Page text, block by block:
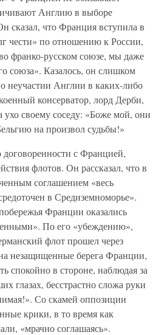
Англию в выборе
сказал, что Франция вступила в
чести» по отношению к России,
франко-русском союзе, мы даже
союза». Казалось, он слишком
неучастии Англии в каких-либо
консерватор, лорд Дерби,
ухо своему соседу: «Боже мой, они
на произвол судьбы!»
с Францией,
флотов. Он рассказал, что в
соглашением «весь
в Средиземноморье».
Франции оказались
По его «убеждению»,
флот прошел через
незащищенные берега Франции,
спокойно в стороне, наблюдая за
глазах, бесстрастно сложа руки
Со скамей оппозиции
крики, в то время как
«мрачно соглашаясь».